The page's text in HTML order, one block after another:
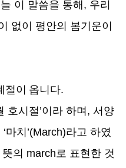
이 말씀을 통해 , 우리
없이 평안의 봄기운이
절이 옵니다.
호시절 ’이라 하며 , 서양
‘마치 ’(March)라고 하였
의 march로 표현한 것